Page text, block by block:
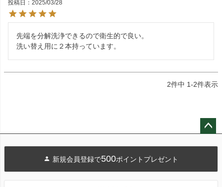
投稿日
2025/03/28
先端を分解洗浄できるので衛生的で良い。
洗い替え用に２本持っています。
2件中 1-2件表示
へ
新規会員登録で500ポイントプレゼント